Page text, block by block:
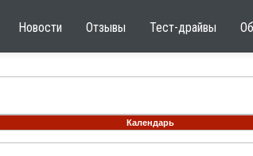
Новости Отзывы Тест-драйвы
Календарь